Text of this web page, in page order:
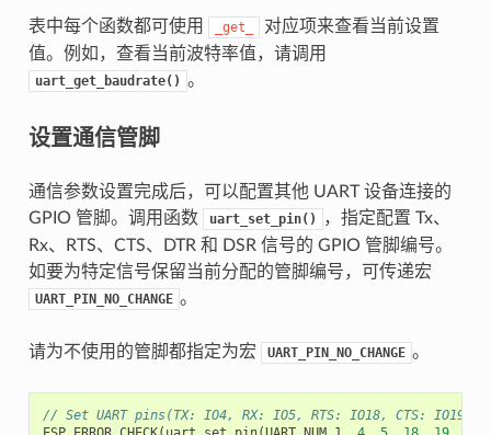
表中每个函数都可使用 _get_
对应项来查看当前设置
值。例如，查看当前波特率值，请调用
uart_get_baudrate() 。
设置通信管脚
通信参数设置完成后，可以配置其他 UART 设备连接的
GPIO 管脚。调用函数
uart_set_pin()
，指定配置 Tx、
Rx、RTS、CTS、DTR 和 DSR 信号的 GPIO 管脚编号。
如要为特定信号保留当前分配的管脚编号，可传递宏
UART_PIN_NO_CHANGE 。
请为不使用的管脚都指定为宏 UART_PIN_NO_CHANGE 。
// Set UART pins(TX: IO4, RX: IO5, RTS: IO18, CTS: IO19, DTR: